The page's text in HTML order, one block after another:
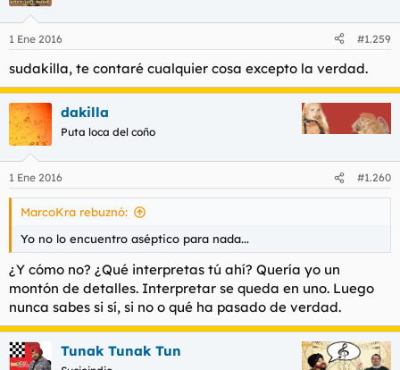
1 Ene 2016 #1.259
sudakilla, te contaré cualquier cosa excepto la verdad.
dakilla
Puta loca del coño
1 Ene 2016 #1.260
MarcoKra rebuznó:
Yo no lo encuentro aséptico para nada...
¿Y cómo no? ¿Qué interpretas tú ahí? Quería yo un
montón de detalles. Interpretar se queda en uno. Luego
nunca sabes si sí, si no o qué ha pasado de verdad.
Tunak Tunak Tun